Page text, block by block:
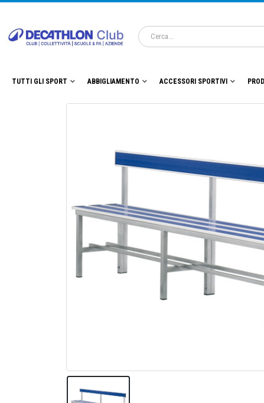
TUTTI GLI SPORT ABBIGLIAMENTO ACCESSORI SPORTIVI